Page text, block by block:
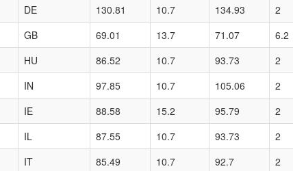
DE 130.81 10.7 134.93
2
GB 69.01 13.7 71.07
6.2
HU 86.52 10.7 93.73
2
IN 97.85 10.7 105.06
2
IE 88.58 15.2 95.79
2
IL 87.55 10.7 93.73
2
IT 85.49 10.7 92.7
2